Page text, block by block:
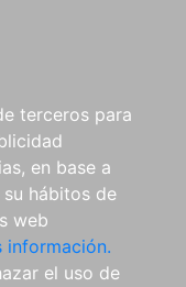
terceros para
en base a
hábitos de
web
información.
el uso de